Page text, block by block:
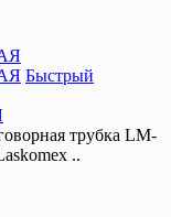
Быстрый
трубка LM-
..